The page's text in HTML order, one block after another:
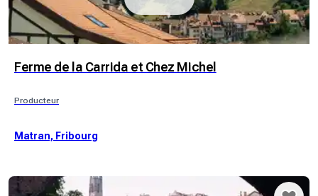
Ferme de la Carrida et Chez Michel
Producteur
Matran, Fribourg